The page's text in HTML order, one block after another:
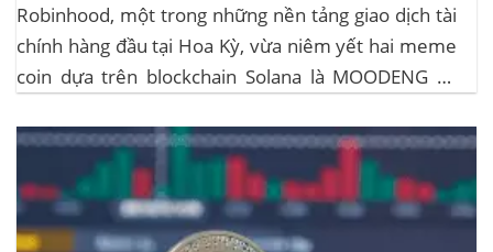
Robinhood, một trong những nền tảng giao dịch tài
chính hàng đầu tại Hoa Kỳ, vừa niêm yết hai meme
coin dựa trên blockchain Solana là MOODENG và
mẽ cho cả hai đồng tiền số, với mức tăng hơn...